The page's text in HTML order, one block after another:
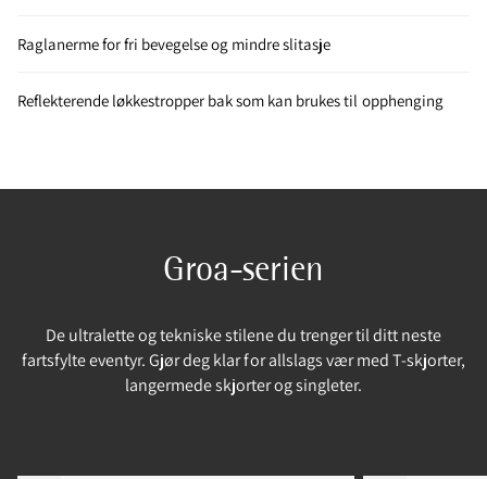
Raglanerme for fri bevegelse og mindre slitasje
Reflekterende løkkestropper bak som kan brukes til opphenging
Groa-serien
De ultralette og tekniske stilene du trenger til ditt neste
fartsfylte eventyr. Gjør deg klar for allslags vær med T-skjorter,
langermede skjorter og singleter.